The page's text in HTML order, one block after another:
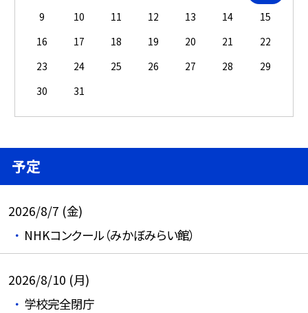
9
10 11 12 13 14
15
16
17 18 19 20 21
22
23
24 25 26 27 28
29
30
31
予定
2026/8/7 (金)
NHKコンクール（みかぼみらい館）
2026/8/10 (月)
学校完全閉庁